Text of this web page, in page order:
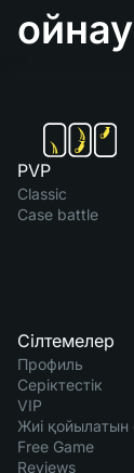
PVP
Classic
Case battle
Сілтемелер
Профиль
Серіктестік
VIP
Жиі қойылатын
Free Game
Reviews